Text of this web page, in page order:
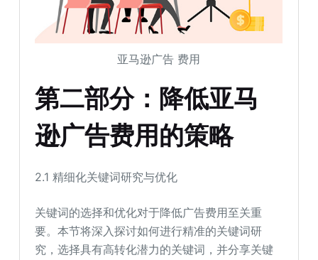
亚马逊广告 费用
第二部分：降低亚马
逊广告费用的策略
2.1 精细化关键词研究与优化
关键词的选择和优化对于降低广告费用至关重
要。本节将深入探讨如何进行精准的关键词研
究，选择具有高转化潜力的关键词，并分享关键